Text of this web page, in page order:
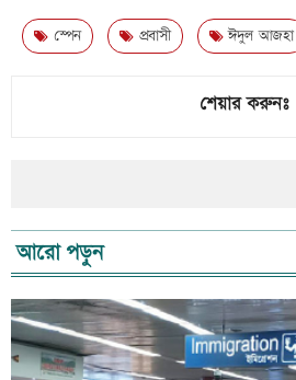
স্পেন প্রবাসী ঈদুল আজহা
শেয়ার করুনঃ
আরো পড়ুন